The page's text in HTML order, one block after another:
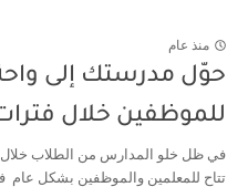
منذ عام
حوّل مدرستك إلى
للموظفين خلال
في ظل خلو المدارس من الطلاب خلال
تتاح للمعلمين والموظفين بشكل عام